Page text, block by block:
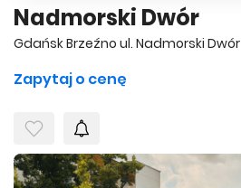
Nadmorski Dwór
Gdańsk Brzeźno ul. Nadmorski Dwór
Zapytaj o cenę